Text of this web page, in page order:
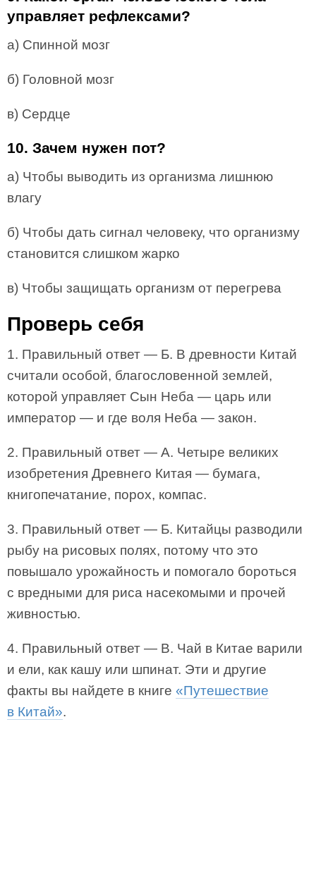
управляет рефлексами?
а) Спинной мозг
б) Головной мозг
в) Сердце
10. Зачем нужен пот?
а) Чтобы выводить из организма лишнюю
влагу
б) Чтобы дать сигнал человеку, что организму
становится слишком жарко
в) Чтобы защищать организм от перегрева
Проверь себя
1. Правильный ответ — Б. В древности Китай
считали особой, благословенной землей,
которой управляет Сын Неба — царь или
император — и где воля Неба — закон.
2. Правильный ответ — А. Четыре великих
изобретения Древнего Китая — бумага,
книгопечатание, порох, компас.
3. Правильный ответ — Б. Китайцы разводили
рыбу на рисовых полях, потому что это
повышало урожайность и помогало бороться
с вредными для риса насекомыми и прочей
живностью.
4. Правильный ответ — В. Чай в Китае варили
и ели, как кашу или шпинат. Эти и другие
факты вы найдете в книге «Путешествие
в Китай».